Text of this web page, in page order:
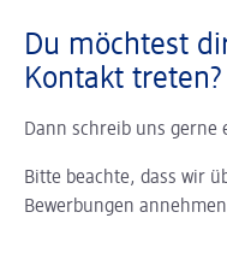
Du möchtest
Kontakt treten?
Dann schreib uns gerne
Bitte beachte, dass wir
Bewerbungen